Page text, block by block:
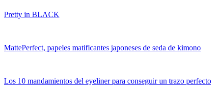
Pretty in BLACK
MattePerfect, papeles matificantes japoneses de seda de kimono
Los 10 mandamientos del eyeliner para conseguir un trazo perfecto